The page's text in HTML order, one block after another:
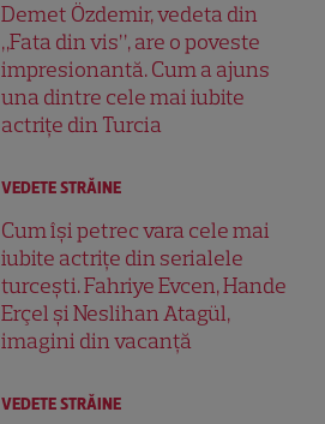
Demet Özdemir, vedeta din
„Fata din vis”, are o poveste
impresionantă. Cum a ajuns
una dintre cele mai iubite
actrițe din Turcia
VEDETE STRĂINE
Cum își petrec vara cele mai
iubite actrițe din serialele
turcești. Fahriye Evcen, Hande
Erçel și Neslihan Atagül,
imagini din vacanță
VEDETE STRĂINE